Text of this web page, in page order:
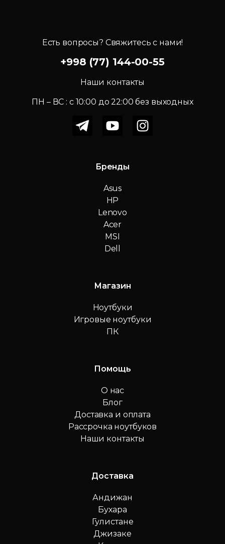
Есть вопросы? Свяжитесь с нами!
+998 (77) 144-00-55
Наши контакты
ПН – ВС : c 10:00 до 22:00 без выходных
Бренды
Asus
HP
Lenovo
Acer
MSI
Dell
Магазин
Ноутбуки
Игровые ноутбуки
ПК
Помощь
О нас
Блог
Доставка и оплата
Рассрочка ноутбуков
Наши контакты
Доставка
Андижан
Бухара
Гулистане
Джизаке